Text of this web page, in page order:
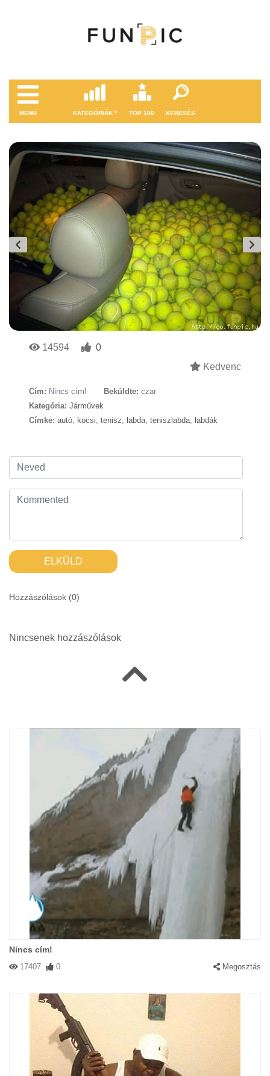
MENÜ KATEGÓRIÁK TOP 100 KERESÉS
14594
0
Kedvenc
Cím: Nincs cím! Beküldte: czar
Kategória: Járművek
Címke: autó kocsi tenisz labda teniszlabda labdák
ELKÜLD
Hozzászólások (0)
Nincsenek hozzászólások
Nincs cím!
17407 0 Megosztás